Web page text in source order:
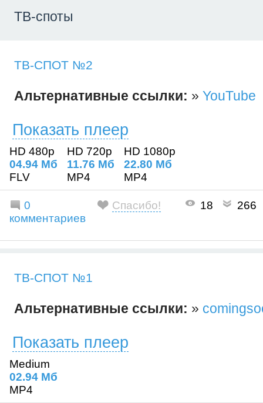
ТВ-споты
ТВ-СПОТ №2
Альтернативные ссылки: » YouTube
Показать плеер
HD 480p
04.94 Mб
FLV
HD 720p
11.76 Mб
MP4
HD 1080p
22.80 Mб
MP4
0
комментариев
Спасибо! 18 266
ТВ-СПОТ №1
Альтернативные ссылки: »
Показать плеер
Medium
02.94 Mб
MP4